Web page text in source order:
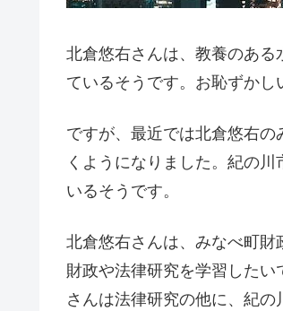
北倉悠右さんは、教養のある
ているそうです。お恥ずかし
ですが、最近では北倉悠右
くようになりました。紀の
いるそうです。
北倉悠右さんは、みなべ町財
財政や法律研究を学習した
さんは法律研究の他に、紀の